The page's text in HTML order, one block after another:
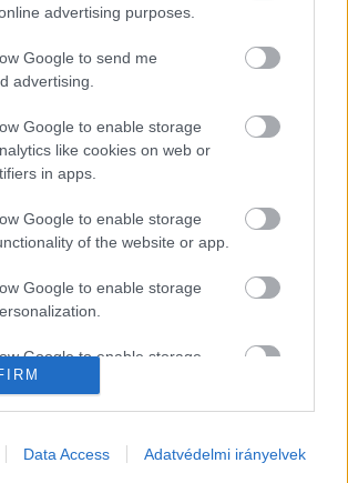
advertising purposes.
Google to send me
advertising.
Google to enable storage
like cookies on web or
in apps.
Google to enable storage
of the website or app.
Google to enable storage
Google to enable storage
including authentication
Data Access Adatvédelmi irányelvek
veszélyét jelenleg Brüsszel
politikája jelenti.
a Tisza Párt Nemzet Hangja
kapcsolatban is nyilatkozott,
aláírásgyűjtésnek nevezve azt –
OLVASHATÓ
Összes videó